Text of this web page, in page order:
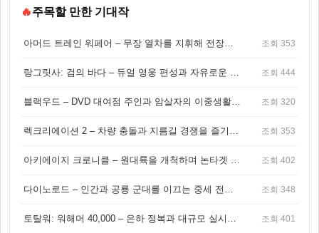
🔥주목할 만한 기대작
아머드 트레인 워페어 – 무장 열차를 지휘해 전장을 돌파하는 생존 전투 게임 조회 353
랑그릿사: 검의 바다 – 듀얼 영웅 편성과 자유로운 탐험을 결합한 판타지 전략 RPG 조회 444
블랙우드 – DVD 대여점 주인과 암살자의 이중생활을 그린 3인칭 액션 스릴러 게임 조회 320
렉크리에이션 2 – 차량 충돌과 지름길 경쟁을 즐기는 오픈월드 아케이드 레이싱 게임 조회 353
아키에이지 크로니클 – 원대륙을 개척하며 논타겟 전투를 즐기는 오픈월드 MMORPG 조회 402
다이노로드 – 인간과 공룡 군대를 이끄는 중세 전략 액션 RPG 조회 348
토탈워: 워해머 40,000 – 은하 정복과 대규모 실시간 전투가 결합된 전략 게임! 조회 401